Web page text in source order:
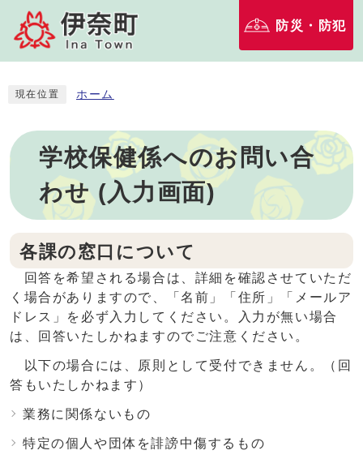
防災・防犯
現在位置 ホーム
学校保健係へのお問い合
わせ (入力画面)
各課の窓口について
回答を希望される場合は、詳細を確認させていただ
く場合がありますので、「名前」「住所」「メールア
ドレス」を必ず入力してください。入力が無い場合
は、回答いたしかねますのでご注意ください。
以下の場合には、原則として受付できません。（回
答もいたしかねます）
業務に関係ないもの
特定の個人や団体を誹謗中傷するもの